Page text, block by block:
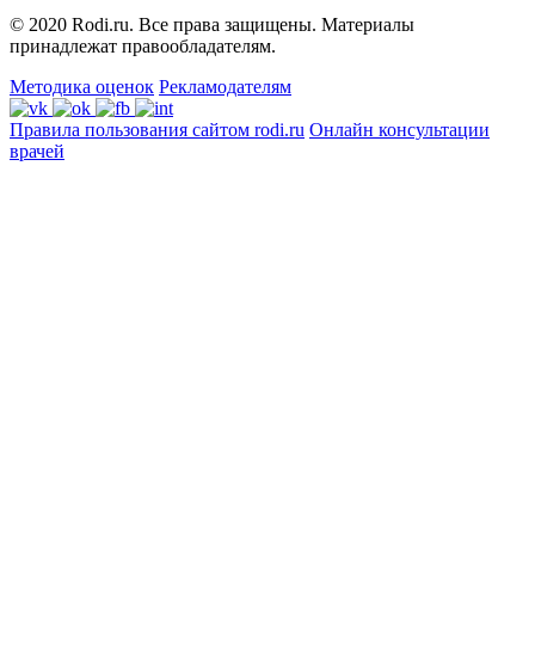
© 2020 Rodi.ru. Все права защищены. Материалы
принадлежат правообладателям.
Методика оценок Рекламодателям
Правила пользования сайтом rodi.ru Онлайн консультации
врачей